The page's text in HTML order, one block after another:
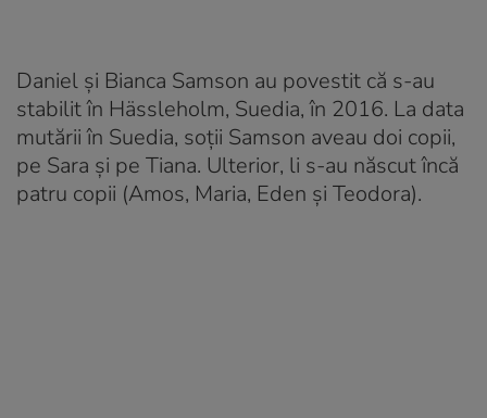
Daniel și Bianca Samson au povestit că s-au
stabilit în Hässleholm, Suedia, în 2016. La data
mutării în Suedia, soții Samson aveau doi copii,
pe Sara și pe Tiana. Ulterior, li s-au născut încă
patru copii (Amos, Maria, Eden și Teodora).